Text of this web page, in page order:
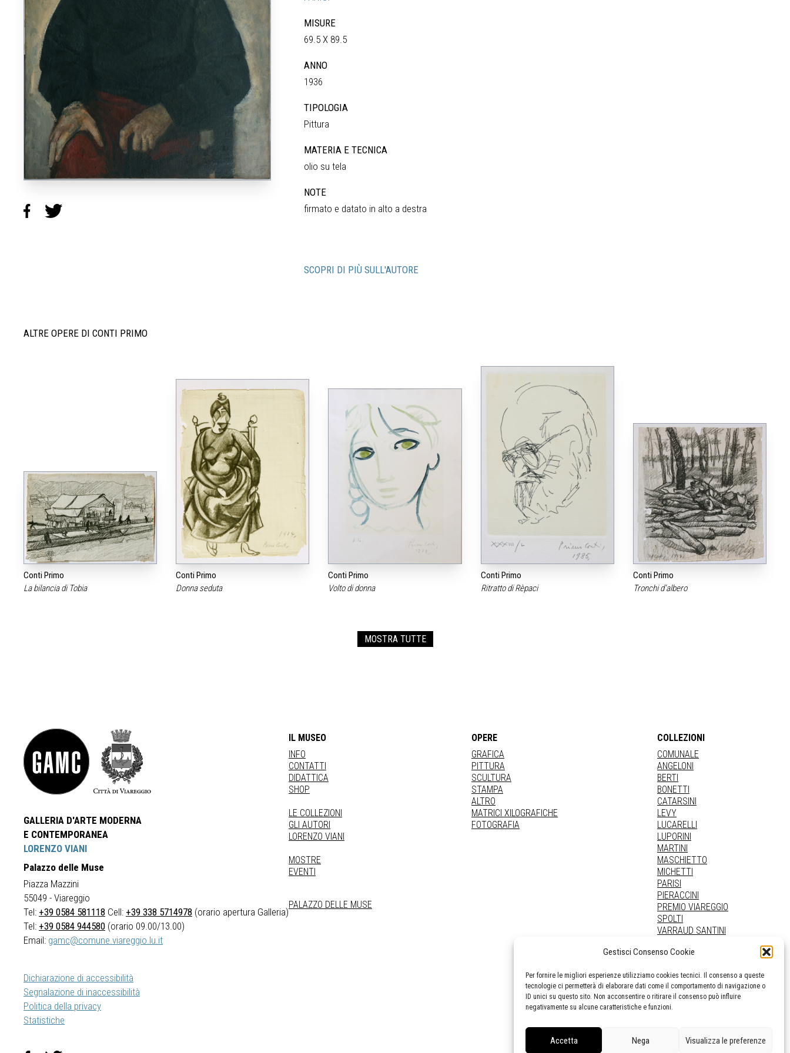
Gestisci Consenso Cookie
Per fornire le migliori esperienze utilizziamo cookies tecnici. Il consenso a queste
tecnologie ci permetterà di elaborare dati come il comportamento di navigazione o
ID unici su questo sito. Non acconsentire o ritirare il consenso può influire
negativamente su alcune caratteristiche e funzioni.
Accetta Nega Visualizza le preferenze
MISURE
69.5 X 89.5
ANNO
1936
TIPOLOGIA
Pittura
MATERIA E TECNICA
olio su tela
NOTE
firmato e datato in alto a destra
SCOPRI DI PIÙ SULL'AUTORE
ALTRE OPERE DI CONTI PRIMO
Conti Primo
La bilancia di Tobia
Conti Primo
Donna seduta
Conti Primo
Volto di donna
Conti Primo
Ritratto di Rèpaci
Conti Primo
Tronchi d‘albero
MOSTRA TUTTE
GALLERIA D'ARTE MODERNA
E CONTEMPORANEA
LORENZO VIANI
Palazzo delle Muse
Piazza Mazzini
55049 - Viareggio
Tel: +39 0584 581118 Cell: +39 338 5714978 (orario apertura Galleria)
Tel: +39 0584 944580 (orario 09.00/13.00)
Email: gamc@comune.viareggio.lu.it
Dichiarazione di accessibilità
Segnalazione di inaccessibilità
Politica della privacy
Statistiche
IL MUSEO
INFO
CONTATTI
DIDATTICA
SHOP
LE COLLEZIONI
GLI AUTORI
LORENZO VIANI
MOSTRE
EVENTI
PALAZZO DELLE MUSE
OPERE
GRAFICA
PITTURA
SCULTURA
STAMPA
ALTRO
MATRICI XILOGRAFICHE
FOTOGRAFIA
COLLEZIONI
COMUNALE
ANGELONI
BERTI
BONETTI
CATARSINI
LEVY
LUCARELLI
LUPORINI
MARTINI
MASCHIETTO
MICHETTI
PARISI
PIERACCINI
PREMIO VIAREGGIO
SPOLTI
VARRAUD SANTINI